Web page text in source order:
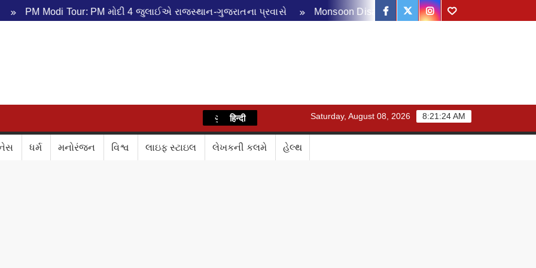
Modi Tour: PM મોદી 4 જુલાઈએ રાજસ્થાન-ગુજરાતના પ્રવાસે Monsoon Disaster Management Review Meeting:
Facebook
TwitterInstagram
Youtube
ગુજરાતી
हिन्दी 8:21:24 AM
Saturday, August 08, 2026
ધર્મ મનોરંજન વિશ્વ લાઇફ સ્ટાઇલ લેખકની કલમે હેલ્થ